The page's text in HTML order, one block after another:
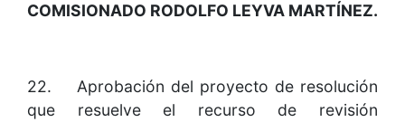
COMISIONADO RODOLFO LEYVA MARTÍNEZ.
22. Aprobación del proyecto de resolución
que resuelve el recurso de revisión